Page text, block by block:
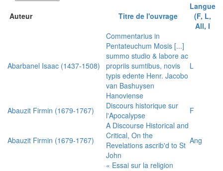
Auteur Titre de l'ouvrage
Langue
(F, L,
All, I
Abarbanel Isaac (1437-1508)
Commentarius in
Pentateuchum Mosis [...]
summo studio & labore ac
propriis sumtibus, novis
typis edente Henr. Jacobo
van Bashuysen
Hanoviense
L
Abauzit Firmin (1679-1767)
Discours historique sur
l'Apocalypse
F
Abauzit Firmin (1679-1767)
A Discourse Historical and
Critical, On the
Revelations ascrib'd to St
John
Ang
« Essai sur la religion